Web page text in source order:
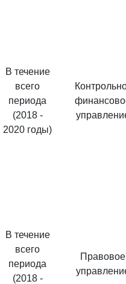
В течение
всего
периода
(2018 -
2020 годы)
В течение
всего
периода
(2018 -
Правовое